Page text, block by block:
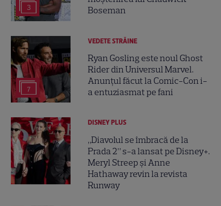
3
Boseman
7
VEDETE STRĂINE
Ryan Gosling este noul Ghost
Rider din Universul Marvel.
Anunțul făcut la Comic-Con i-
a entuziasmat pe fani
DISNEY PLUS
„Diavolul se îmbracă de la
Prada 2” s-a lansat pe Disney+.
Meryl Streep și Anne
Hathaway revin la revista
Runway